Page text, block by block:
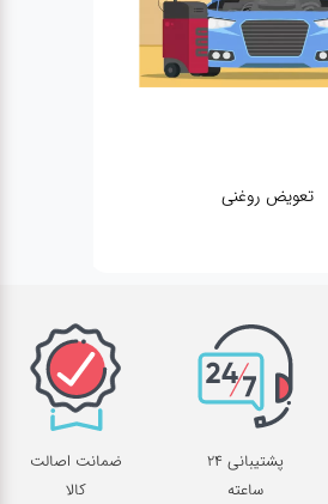
تعویض روغنی
پشتیبانی 24
ساعته
ضمانت اصالت
کالا